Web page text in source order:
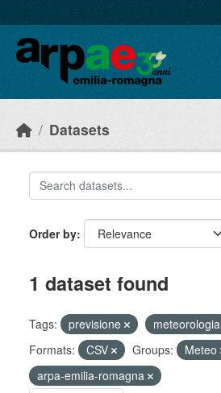
Datasets
Order by
1 dataset found
Tags: previsione meteorologia
Formats:
CSV Groups: Meteo
arpa-emilia-romagna